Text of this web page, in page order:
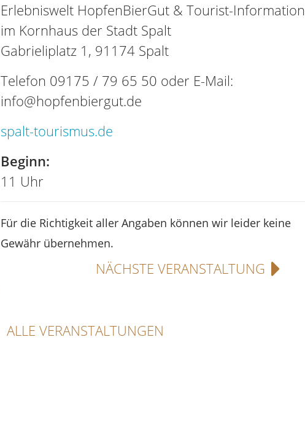
Erlebniswelt HopfenBierGut & Tourist-Information
im Kornhaus der Stadt Spalt
Gabrieliplatz 1, 91174 Spalt
Telefon 09175 / 79 65 50 oder E-Mail:
info@hopfenbiergut.de
spalt-tourismus.de
Beginn:
11 Uhr
Für die Richtigkeit aller Angaben können wir leider keine
Gewähr übernehmen.
NÄCHSTE VERANSTALTUNG
ALLE VERANSTALTUNGEN